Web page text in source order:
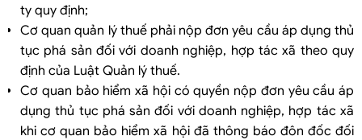
ty quy định;
Cơ quan quản lý thuế phải nộp đơn yêu cầu áp dụng thủ
tục phá sản đối với doanh nghiệp, hợp tác xã theo quy
định của Luật Quản lý thuế.
Cơ quan bảo hiểm xã hội có quyền nộp đơn yêu cầu áp
dụng thủ tục phá sản đối với doanh nghiệp, hợp tác xã
khi cơ quan bảo hiểm xã hội đã thông báo đôn đốc đối